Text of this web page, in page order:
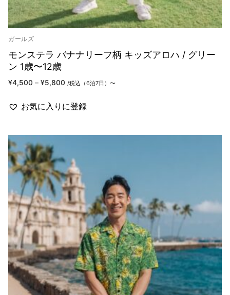
ガールズ
モンステラ バナナリーフ柄 キッズアロハ / グリー
ン 1歳〜12歳
¥4,500 – ¥5,800 価
格
¥4,500
–
/税込（6泊7日）〜
お気に入りに登録